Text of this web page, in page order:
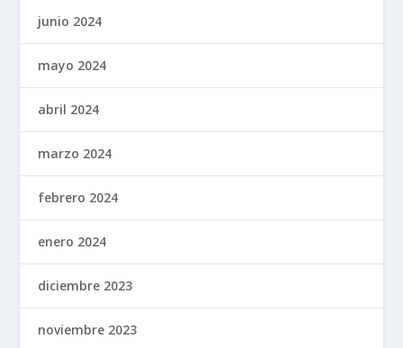
junio 2024
mayo 2024
abril 2024
marzo 2024
febrero 2024
enero 2024
diciembre 2023
noviembre 2023